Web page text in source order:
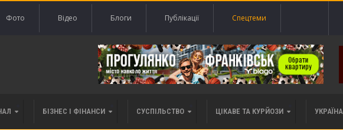
Фото Відео Блоги Публікації Спецтеми
БІЗНЕС І ФІНАНСИ СУСПІЛЬСТВО ЦІКАВЕ ТА КУРЙОЗИ